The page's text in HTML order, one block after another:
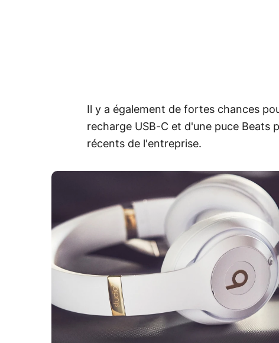
Il y a également de fortes chances
recharge USB-C et d'une puce Beats
récents de l'entreprise.